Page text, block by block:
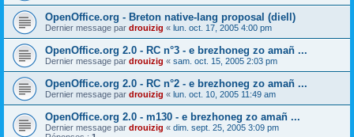
OpenOffice.org - Breton native-lang proposal (diell)
Dernier message par drouizig « lun. oct. 17, 2005 4:00 pm
OpenOffice.org 2.0 - RC n°3 - e brezhoneg zo amañ ...
Dernier message par drouizig « sam. oct. 15, 2005 2:03 pm
OpenOffice.org 2.0 - RC n°2 - e brezhoneg zo amañ ...
Dernier message par drouizig « lun. oct. 10, 2005 11:49 am
OpenOffice.org 2.0 - m130 - e brezhoneg zo amañ ...
Dernier message par drouizig « dim. sept. 25, 2005 3:09 pm